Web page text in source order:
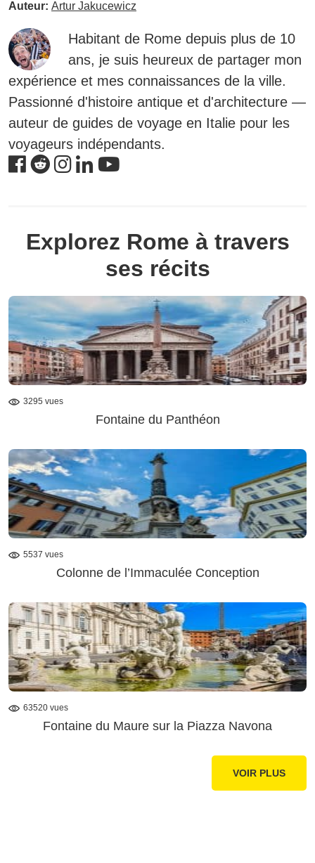
Auteur: Artur Jakucewicz
Habitant de Rome depuis plus de 10
ans, je suis heureux de partager mon
expérience et mes connaissances de la ville.
Passionné d'histoire antique et d'architecture —
auteur de guides de voyage en Italie pour les
voyageurs indépendants.
Explorez Rome à travers
ses récits
3295 vues
Fontaine du Panthéon
5537 vues
Colonne de l’Immaculée Conception
63520 vues
Fontaine du Maure sur la Piazza Navona
VOIR PLUS